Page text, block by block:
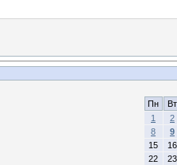
Пн
Вт
1
2
8
9
15
16
22
23